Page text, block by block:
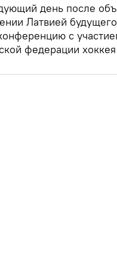
день после
Латвией
с
федерации